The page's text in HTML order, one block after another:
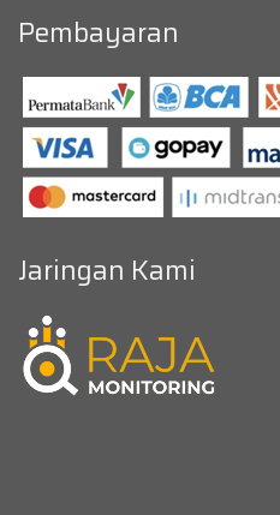
Pembayaran
Jaringan Kami